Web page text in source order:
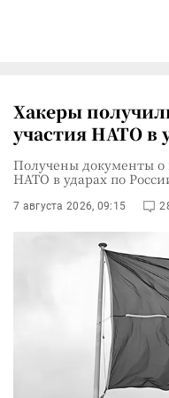
Хакеры
участия НАТО в
Получены документы о
НАТО в ударах по
7 августа 2026, 09:15